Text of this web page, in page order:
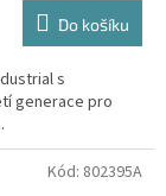
Do košíku
s
generace pro
Kód: 802395A